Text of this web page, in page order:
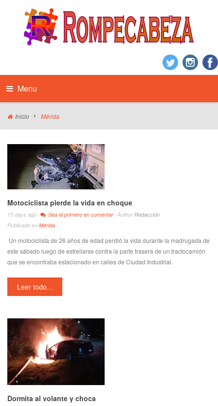
Menu
Inicio Mérida
Motociclista pierde la vida en choque
15 days ago Sea el primero en comentar Author Redacción
Publicado en Mérida
Un motociclista de 26 años de edad perdió la vida durante la madrugada de
este sábado luego de estrellarse contra la parte trasera de un tractocamión
que se encontraba estacionado en calles de Ciudad Industrial.
Leer todo...
Dormita al volante y choca